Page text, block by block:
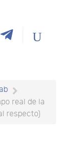
real de la
respecto)